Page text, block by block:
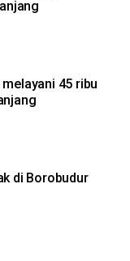
45 ribu
di Borobudur